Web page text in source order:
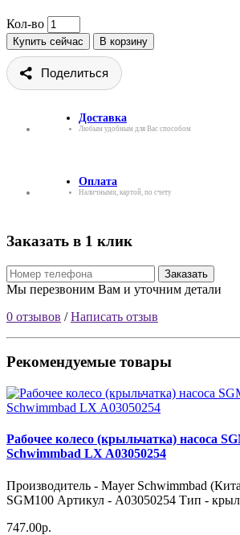
Кол-во
Купить сейчас В корзину
Поделиться
Доставка
Любым удобным для Вас способом
Оплата
Наличными, картой, по счету
Заказать в 1 клик
Заказать
Мы перезвоним Вам и уточним детали
0 отзывов /Написать отзыв
Рекомендуемые товары
Рабочее колесо (крыльчатка) насоса
Schwimmbad LX A03050254
Производитель - Mayer Schwimmbad
SGM100 Артикул - A03050254 Тип -
747.00р.